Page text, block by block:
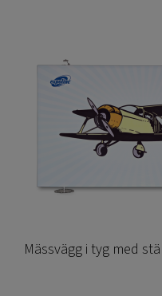
Mässvägg i tyg med